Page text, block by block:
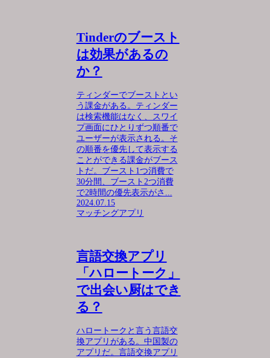
Tinderのブースト
は効果があるの
か？
ティンダーでブーストとい
う課金がある。ティンダー
は検索機能はなく、スワイ
プ画面にひとりずつ順番で
ユーザーが表示される。そ
の順番を優先して表示する
ことができる課金がブース
トだ。ブースト1つ消費で
30分間、ブースト2つ消費
で2時間の優先表示がさ...
2024.07.15
マッチングアプリ
言語交換アプリ
「ハロートーク」
で出会い厨はでき
る？
ハロートークと言う言語交
換アプリがある。中国製の
アプリだ。言語交換アプリ